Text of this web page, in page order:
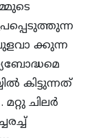
ക്കുന്ന
കിട്ടുന്നത്‌
ചിലര്‍